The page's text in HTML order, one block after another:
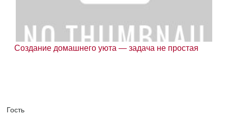
Создание домашнего уюта — задача не простая
Гость